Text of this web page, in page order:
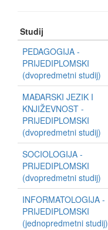
Studij
PEDAGOGIJA -
PRIJEDIPLOMSKI
(dvopredmetni studij)
MAĐARSKI JEZIK I
KNJIŽEVNOST -
PRIJEDIPLOMSKI
(dvopredmetni studij)
SOCIOLOGIJA -
PRIJEDIPLOMSKI
(dvopredmetni studij)
INFORMATOLOGIJA -
PRIJEDIPLOMSKI
(jednopredmetni studij)